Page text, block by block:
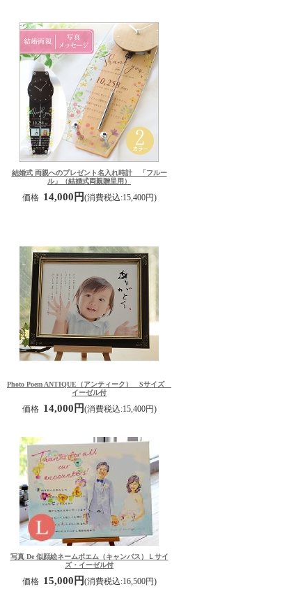
結婚式 両親へのプレゼント名入れ時計 「フルー
ル」（結婚式両親贈呈用）
価格 14,000円(消費税込:15,400円)
Photo Poem ANTIQUE（アンティーク） Sサイズ
イーゼル付
価格 14,000円(消費税込:15,400円)
写真 De 似顔絵ネームポエム（キャンバス）Ｌサイ
ズ・イーゼル付
価格 15,000円(消費税込:16,500円)